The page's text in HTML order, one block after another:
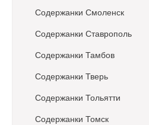
Содержанки Смоленск
Содержанки Ставрополь
Содержанки Тамбов
Содержанки Тверь
Содержанки Тольятти
Содержанки Томск